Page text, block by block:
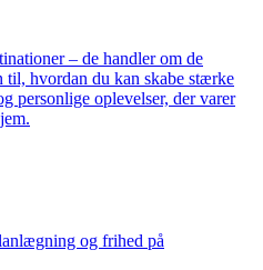
– de handler om de
hvordan du kan skabe stærke
personlige oplevelser, der varer
og frihed på